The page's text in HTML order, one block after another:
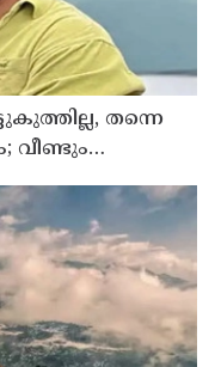
തന്നെ
വീണ്ടും